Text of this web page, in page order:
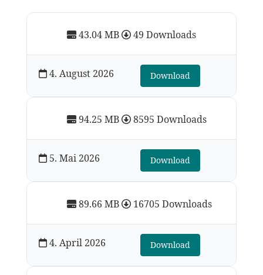
43.04 MB 49 Downloads
4. August 2026 Download
94.25 MB 8595 Downloads
5. Mai 2026 Download
89.66 MB 16705 Downloads
4. April 2026 Download